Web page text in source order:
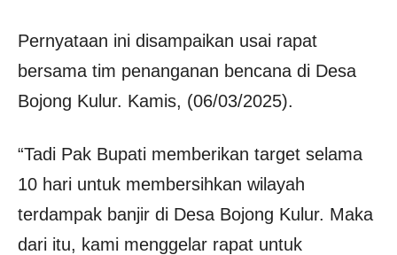
Pernyataan ini disampaikan usai rapat
bersama tim penanganan bencana di Desa
Bojong Kulur. Kamis, (06/03/2025).
“Tadi Pak Bupati memberikan target selama
10 hari untuk membersihkan wilayah
terdampak banjir di Desa Bojong Kulur. Maka
dari itu, kami menggelar rapat untuk